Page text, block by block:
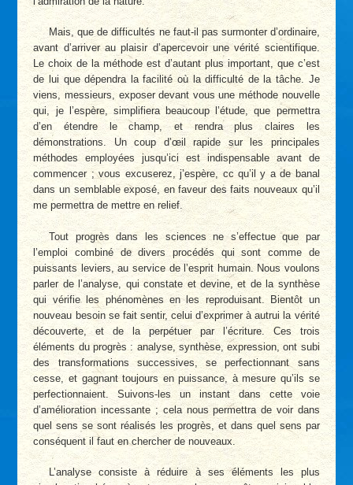
Mais, que de difficultés ne faut-il pas surmonter d’ordinaire,
avant d’arriver au plaisir d’apercevoir une vérité scientifique.
Le choix de la méthode est d’autant plus important, que c’est
de lui que dépendra la facilité où la difficulté de la tâche. Je
viens, messieurs, exposer devant vous une méthode nouvelle
qui, je l’espère, simplifiera beaucoup l’étude, que permettra
d’en étendre le champ, et rendra plus claires les
démonstrations. Un coup d’œil rapide sur les principales
méthodes employées jusqu’ici est indispensable avant de
commencer ; vous excuserez, j’espère, cc qu’il y a de banal
dans un semblable exposé, en faveur des faits nouveaux qu’il
me permettra de mettre en relief.
Tout progrès dans les sciences ne s’effectue que par
l’emploi combiné de divers procédés qui sont comme de
puissants leviers, au service de l’esprit humain. Nous voulons
parler de l’analyse, qui constate et devine, et de la synthèse
qui vérifie les phénomènes en les reproduisant. Bientôt un
nouveau besoin se fait sentir, celui d’exprimer à autrui la vérité
découverte, et de la perpétuer par l’écriture. Ces trois
éléments du progrès : analyse, synthèse, expression, ont subi
des transformations successives, se perfectionnant sans
cesse, et gagnant toujours en puissance, à mesure qu’ils se
perfectionnaient. Suivons-les un instant dans cette voie
d’amélioration incessante ; cela nous permettra de voir dans
quel sens se sont réalisés les progrès, et dans quel sens par
conséquent il faut en chercher de nouveaux.
L’analyse consiste à réduire à ses éléments les plus